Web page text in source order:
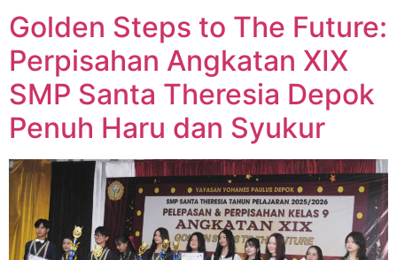
Golden Steps to The Future:
Perpisahan Angkatan XIX
SMP Santa Theresia Depok
Penuh Haru dan Syukur